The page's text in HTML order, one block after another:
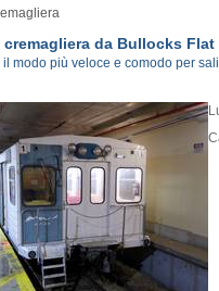
cremagliera da Bullocks
il modo più veloce e comodo per